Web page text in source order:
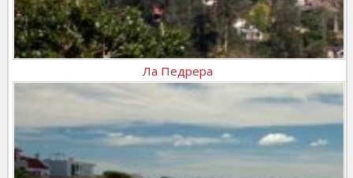
Ла Педрера